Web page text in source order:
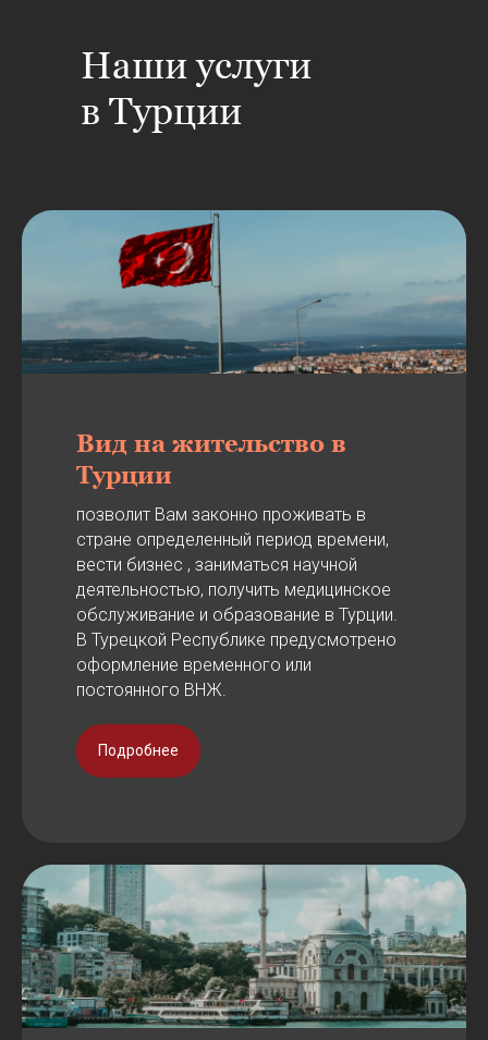
Наши услуги
в Турции
Вид на жительство в
Турции
позволит Вам законно проживать в
стране определенный период времени,
вести бизнес , заниматься научной
деятельностью, получить медицинское
обслуживание и образование в Турции.
В Турецкой Республике предусмотрено
оформление временного или
постоянного ВНЖ.
Подробнее